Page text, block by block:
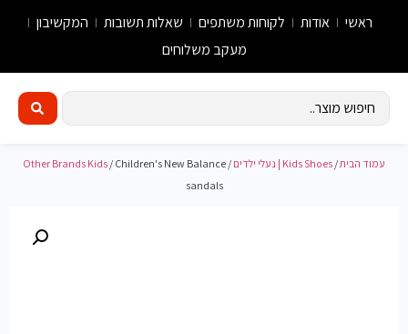
ראשי אודות לקוחות משתפים שאלות תשובות
המקשיבון
מעקב משלוחים
עמוד הבית/ Kids Shoes | נעלי ילדים /
Other Brands Kids / Children's New Balance
sandals